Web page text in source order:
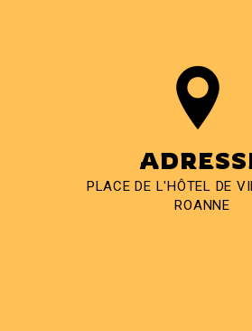
PLACE DE L'HÔTEL DE
ROANNE